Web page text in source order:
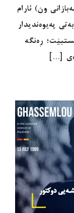
ون) ئارام
پەیوەندیدار
ڕەنگە
[...]